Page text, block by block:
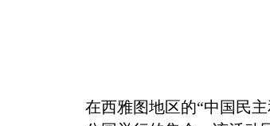
在西雅图地区的“中国民